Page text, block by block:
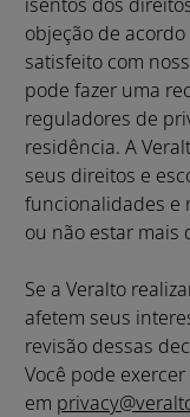
objeção de
satisfeito com
pode fazer uma
reguladores de
residência. A
seus direitos e
funcionalidades e
ou não estar mais
Se a Veralto
afetem seus
revisão dessas
Você pode
em